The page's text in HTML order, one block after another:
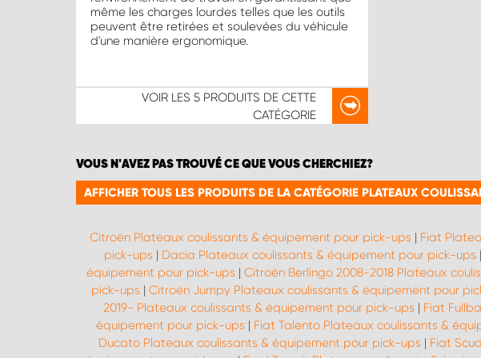
même les charges lourdes telles que les outils
peuvent être retirées et soulevées du véhicule
d'une manière ergonomique.
VOIR LES 5 PRODUITS DE CETTE
CATÉGORIE
VOUS N'AVEZ PAS TROUVÉ CE QUE VOUS CHERCHIEZ?
AFFICHER TOUS LES PRODUITS DE LA CATÉGORIE PLATEAUX
Citroën Plateaux coulissants & équipement pour pick-ups | Fiat
pick-ups | Dacia Plateaux coulissants & équipement pour pick-ups |
équipement pour pick-ups | Citroën Berlingo 2008-2018 Plateaux
pick-ups | Citroën Jumpy Plateaux coulissants & équipement pour
2019- Plateaux coulissants & équipement pour pick-ups | Fiat
équipement pour pick-ups | Fiat Talento Plateaux coulissants &
Ducato Plateaux coulissants & équipement pour pick-ups | Fiat